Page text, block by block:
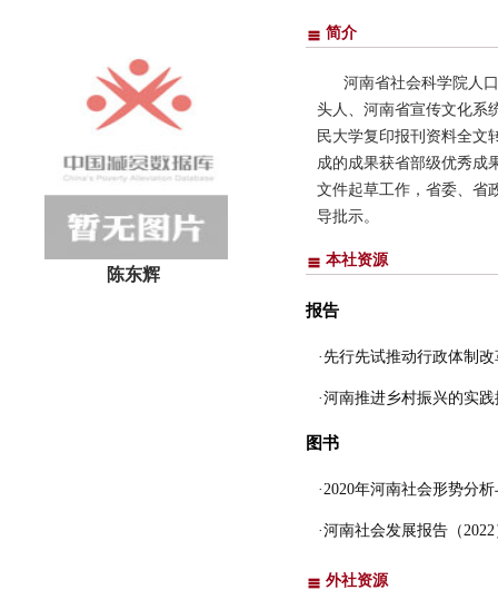
陈东辉
简介
河南省社会科学院人
头人、河南省宣传文化系
民大学复印报刊资料全文
成的成果获省部级优秀成
文件起草工作，省委、省
导批示。
本社资源
报告
·先行先试推动行政体制
·河南推进乡村振兴的实
图书
·2020年河南社会形势分
·河南社会发展报告（2022
外社资源